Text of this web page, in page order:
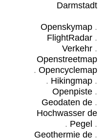
Darmstadt
Openskymap.
FlightRadar.
Verkehr.
Openstreetmap
. Opencyclemap
. Hikingmap.
Openpiste.
Geodaten de.
Hochwasser de
. Pegel .
Geothermie de.